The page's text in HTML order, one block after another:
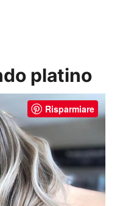
platino
Risparmiare